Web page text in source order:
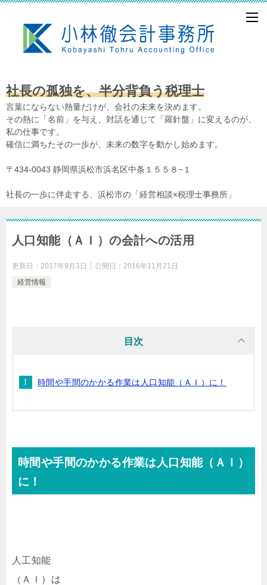
社長の孤独を、半分背負う税理士
言葉にならない熱量だけが、会社の未来を決めます。
その熱に「名前」を与え、対話を通じて「羅針盤」に変えるのが、
私の仕事です。
確信に満ちたその一歩が、未来の数字を動かし始めます。
〒434-0043 静岡県浜松市浜名区中条１５５８−１
社長の一歩に伴走する、浜松市の「経営相談×税理士事務所」
人口知能（ＡＩ）の会計への活用
更新日： 2017年9月3日 公開日： 2016年11月21日
経営情報
目次
時間や手間のかかる作業は人口知能（ＡＩ）に！
時間や手間のかかる作業は人口知能（ＡＩ）
に！
人工知能
（ＡＩ）は